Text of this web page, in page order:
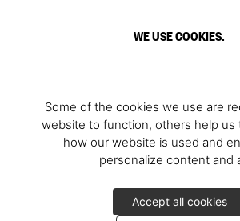
WE USE COOKIES.
Some of the cookies we use are
website to function, others help us
how our website is used and
personalize content and
Accept all cookies